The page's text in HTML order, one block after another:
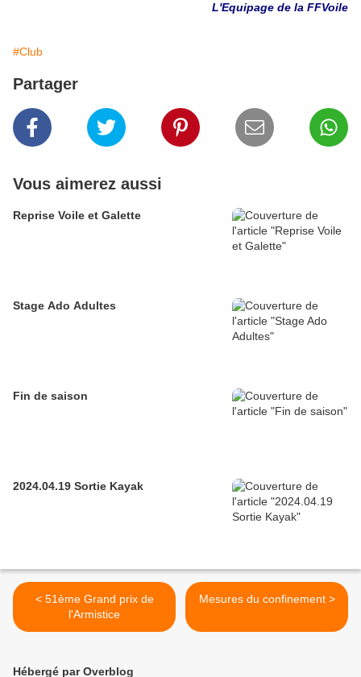
L'Equipage de la FFVoile
#Club
Partager
Vous aimerez aussi
Reprise Voile et Galette
Stage Ado Adultes
Fin de saison
2024.04.19 Sortie Kayak
< 51ème Grand prix de
l'Armistice
Mesures du confinement >
Hébergé par Overblog